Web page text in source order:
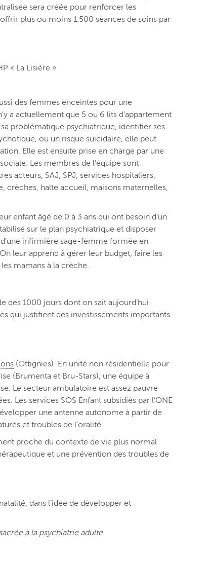
sera créée pour renforcer les
plus ou moins 1.500 séances de soins par
« La Lisière »
des femmes enceintes pour une
a actuellement que 5 ou 6 lits d’appartement
problématique psychiatrique, identifier ses
ou un risque suicidaire, elle peut
Elle est ensuite prise en charge par une
Les membres de l’équipe sont
acteurs, SAJ, SPJ, services hospitaliers,
crèches, halte accueil, maisons maternelles,
enfant âgé de 0 à 3 ans qui ont besoin d’un
sur le plan psychiatrique et disposer
infirmière sage-femme formée en
leur apprend à gérer leur budget, faire les
mamans à la crèche.
des 1000 jours dont on sait aujourd’hui
qui justifient des investissements importants
(Ottignies). En unité non résidentielle pour
(Brumenta et Bru-Stars), une équipe à
Le secteur ambulatoire est assez pauvre
Les services SOS Enfant subsidiés par l’ONE
une antenne autonome à partir de
et troubles de l’oralité.
proche du contexte de vie plus normal
et une prévention des troubles de
dans l’idée de développer et
à la psychiatrie adulte